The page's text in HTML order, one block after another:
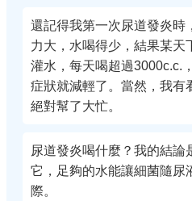
還記得我第一次尿道發炎時
力大，水喝得少，結果某天
灌水，每天喝超過3000c.c.
症狀就減輕了。當然，我有
絕對幫了大忙。
尿道發炎喝什麼？我的結論
它，足夠的水能讓細菌隨尿
際。